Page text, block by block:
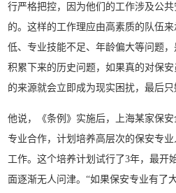
行严格把控，因为他们的工作涉及公
的。这样的工作理应由高素质的队伍
低、专业技能不足、年龄偏大等问题
积累下来的历史问题，如果真的对保
的来源就会立即成为现实困扰，最后只
他说，《条例》实施后，上海某家保
专业合作，计划培养高层次的保安专
工作。这个培养计划试行了3年，最开
面逐渐无人问津。“如果保安专业有了